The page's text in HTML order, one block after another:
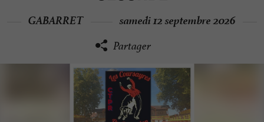
GABARRET samedi 12 septembre 2026
Partager